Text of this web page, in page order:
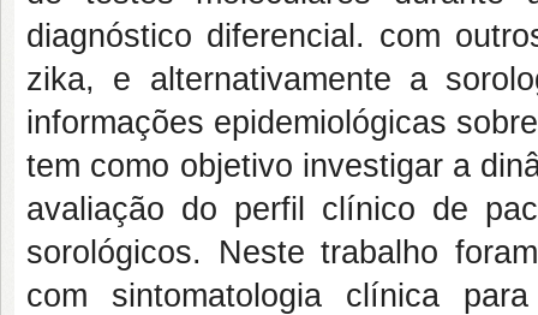
diagnóstico diferencial. com
zika, e alternativamente a
informações epidemiológicas
tem como objetivo investigar a
avaliação do perfil clínico de
sorológicos. Neste trabalho
com sintomatologia clínica